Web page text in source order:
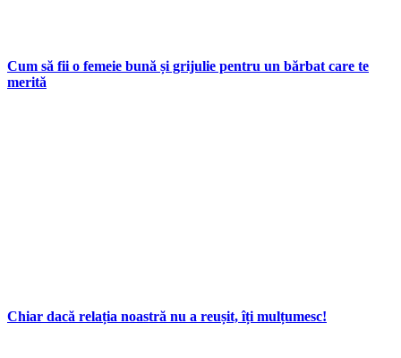
Cum să fii o femeie bună și grijulie pentru un bărbat care te
merită
Chiar dacă relația noastră nu a reușit, îți mulțumesc!